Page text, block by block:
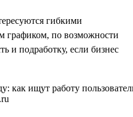
гибкими
графиком, по возможности
и подработку, если бизнес